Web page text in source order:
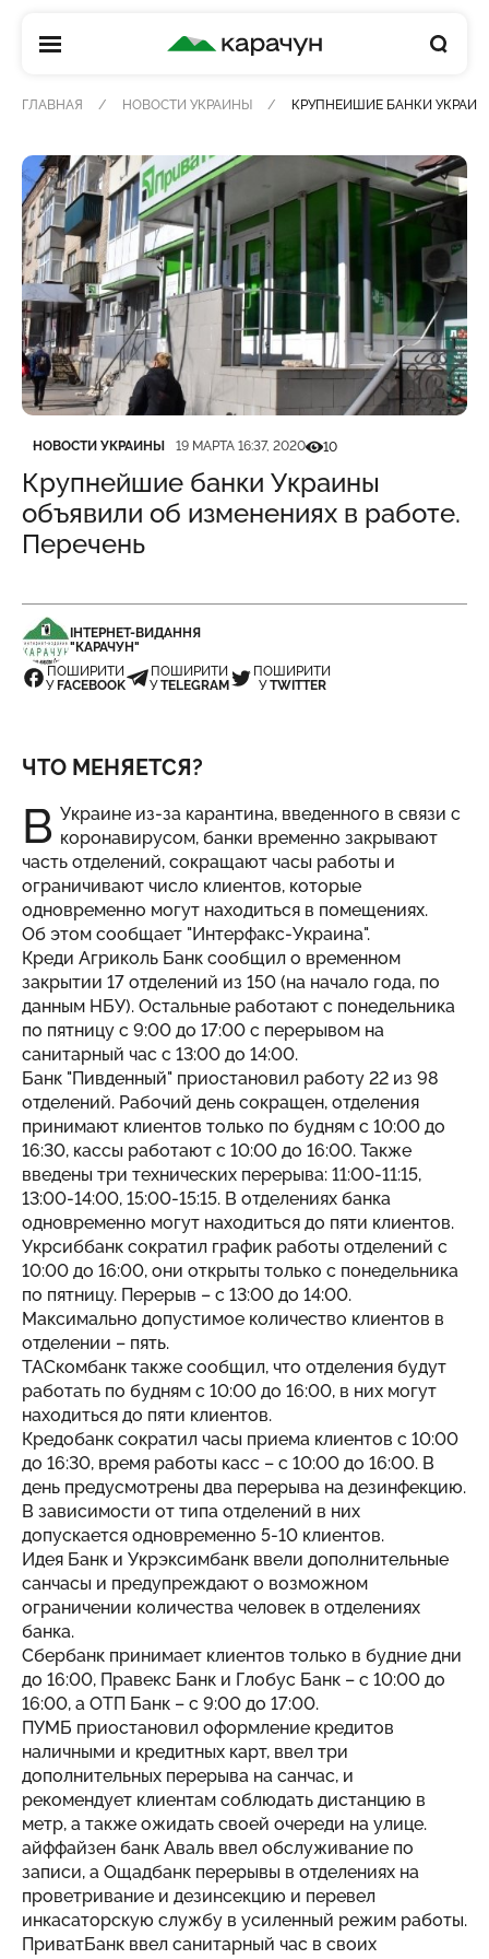
КАРАЧУН
ГЛАВНАЯ НОВОСТИ УКРАИНЫ КРУПНЕЙШИЕ БАНКИ
Категория
НОВОСТИ УКРАИНЫ
Дата публикации 19 МАРТА 16:37, 2020Кількість переглядів
10
Крупнейшие банки Украины
объявили об изменениях в работе.
Перечень
ІНТЕРНЕТ-ВИДАННЯ
"КАРАЧУН"
ПОШИРИТИ
У FACEBOOK
ПОШИРИТИ
УTELEGRAM
ПОШИРИТИ
УTWITTER
ЧТО МЕНЯЕТСЯ?
В Украине из-за карантина, введенного в связи с
коронавирусом, банки временно закрывают
часть отделений, сокращают часы работы и
ограничивают число клиентов, которые
одновременно могут находиться в помещениях.
Об этом сообщает "Интерфакс-Украина".
Креди Агриколь Банк сообщил о временном
закрытии 17 отделений из 150 (на начало года, по
данным НБУ). Остальные работают с понедельника
по пятницу с 9:00 до 17:00 с перерывом на
санитарный час с 13:00 до 14:00.
Банк "Пивденный" приостановил работу 22 из 98
отделений. Рабочий день сокращен, отделения
принимают клиентов только по будням с 10:00 до
16:30, кассы работают с 10:00 до 16:00. Также
введены три технических перерыва: 11:00-11:15,
13:00-14:00, 15:00-15:15. В отделениях банка
одновременно могут находиться до пяти клиентов.
Укрсиббанк сократил график работы отделений с
10:00 до 16:00, они открыты только с понедельника
по пятницу. Перерыв – с 13:00 до 14:00.
Максимально допустимое количество клиентов в
отделении – пять.
ТАСкомбанк также сообщил, что отделения будут
работать по будням с 10:00 до 16:00, в них могут
находиться до пяти клиентов.
Кредобанк сократил часы приема клиентов с 10:00
до 16:30, время работы касс – с 10:00 до 16:00. В
день предусмотрены два перерыва на дезинфекцию.
В зависимости от типа отделений в них
допускается одновременно 5-10 клиентов.
Идея Банк и Укрэксимбанк ввели дополнительные
санчасы и предупреждают о возможном
ограничении количества человек в отделениях
банка.
Сбербанк принимает клиентов только в будние дни
до 16:00, Правекс Банк и Глобус Банк – с 10:00 до
16:00, а ОТП Банк – с 9:00 до 17:00.
ПУМБ приостановил оформление кредитов
наличными и кредитных карт, ввел три
дополнительных перерыва на санчас, и
рекомендует клиентам соблюдать дистанцию в
метр, а также ожидать своей очереди на улице.
айффайзен банк Аваль ввел обслуживание по
записи, а Ощадбанк перерывы в отделениях на
проветривание и дезинсекцию и перевел
инкасаторскую службу в усиленный режим работы.
ПриватБанк ввел санитарный час в своих